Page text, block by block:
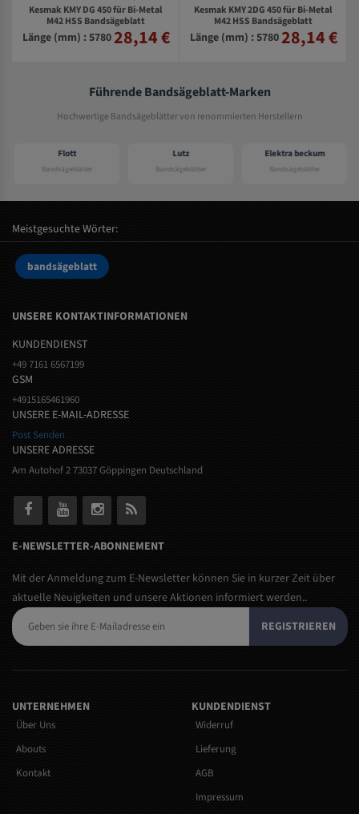
Kesmak KMY DG 450 für Bi-Metal
M42 HSS Bandsägeblatt
Länge (mm) : 5780 28,14 €
Kesmak KMY 2DG 450 für Bi-Metal
M42 HSS Bandsägeblatt
Länge (mm) : 5780 28,14 €
Führende Bandsägeblatt-Marken
Hochwertige Bandsägeblätter von renommierten Herstellern
Flott
Bandsägeblätter
Lutz
Bandsägeblätter
Elektra beckum
Bandsägeblätter
Meistgesuchte Wörter:
bandsägeblatt
UNSERE KONTAKTINFORMATIONEN
KUNDENDIENST
+49 7161 6567199
GSM
+4915165461960
UNSERE E-MAIL-ADRESSE
Post Senden
UNSERE ADRESSE
Am Autohof 2 73037 Göppingen Deutschland
E-NEWSLETTER-ABONNEMENT
Mit der Anmeldung zum E-Newsletter können Sie in kurzer Zeit über
aktuelle Neuigkeiten und unsere Aktionen informiert werden..
REGISTRIEREN
UNTERNEHMEN
Über Uns
Abouts
Kontakt
KUNDENDIENST
Widerruf
Lieferung
AGB
Impressum